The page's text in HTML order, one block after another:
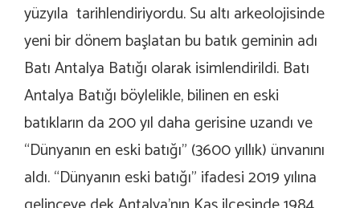
yüzyıla tarihlendiriyordu. Su altı arkeolojisinde
yeni bir dönem başlatan bu batık geminin adı
Batı Antalya Batığı olarak isimlendirildi. Batı
Antalya Batığı böylelikle, bilinen en eski
batıkların da 200 yıl daha gerisine uzandı ve
“Dünyanın en eski batığı” (3600 yıllık) ünvanını
aldı. “Dünyanın eski batığı” ifadesi 2019 yılına